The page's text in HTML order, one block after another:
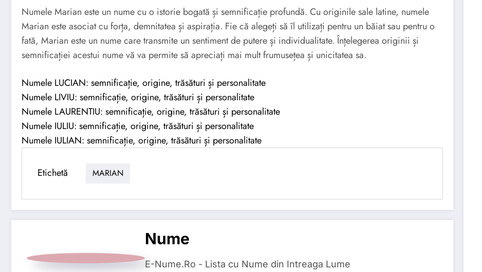
Numele Marian este un nume cu o istorie bogată și semnificație profundă. Cu originile sale latine, numele
Marian este asociat cu forța, demnitatea și aspirația. Fie că alegeți să îl utilizați pentru un băiat sau pentru o
fată, Marian este un nume care transmite un sentiment de putere și individualitate. Înțelegerea originii și
semnificației acestui nume vă va permite să apreciați mai mult frumusețea și unicitatea sa.
Numele LUCIAN: semnificație, origine, trăsături și personalitate
Numele LIVIU: semnificație, origine, trăsături și personalitate
Numele LAURENTIU: semnificație, origine, trăsături și personalitate
Numele IULIU: semnificație, origine, trăsături și personalitate
Numele IULIAN: semnificație, origine, trăsături și personalitate
Etichetă MARIAN
Nume
E-Nume.Ro - Lista cu Nume din Intreaga Lume